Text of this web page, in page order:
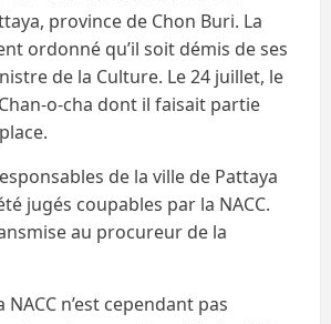
province de Chon Buri. La
ordonné qu’il soit démis de ses
de la Culture. Le 24 juillet, le
o-cha dont il faisait partie
de la ville de Pattaya
jugés coupables par la NACC.
au procureur de la
NACC n’est cependant pas